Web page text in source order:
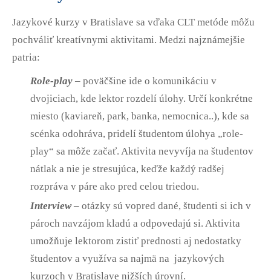
Jazykové kurzy v Bratislave sa vďaka CLT metóde môžu
pochváliť kreatívnymi aktivitami. Medzi najznámejšie
patria:
Role-play – poväčšine ide o komunikáciu v
dvojiciach, kde lektor rozdelí úlohy. Určí konkrétne
miesto (kaviareň, park, banka, nemocnica..), kde sa
scénka odohráva, pridelí študentom úlohya „role-
play“ sa môže začať. Aktivita nevyvíja na študentov
nátlak a nie je stresujúca, keďže každý radšej
rozpráva v páre ako pred celou triedou.
Interview– otázky sú vopred dané, študenti si ich v
pároch navzájom kladú a odpovedajú si. Aktivita
umožňuje lektorom zistiť prednosti aj nedostatky
študentov a využíva sa najmä na jazykových
kurzoch v Bratislave nižších úrovní.